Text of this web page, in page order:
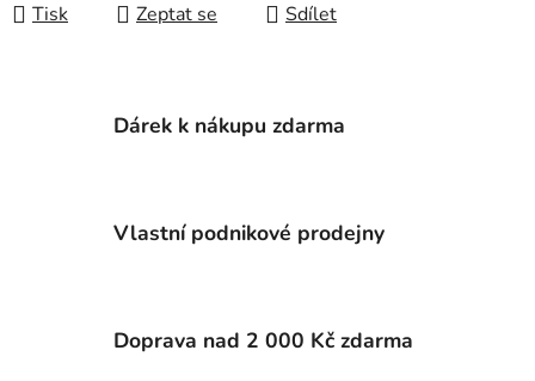
Tisk Zeptat se Sdílet
Dárek k nákupu zdarma
Vlastní podnikové prodejny
Doprava nad 2 000 Kč zdarma